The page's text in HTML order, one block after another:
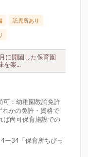
託児所あり
に開園した保育園
を楽...
可：幼稚園教諭免許
かの免許・資格で
ば尚可保育施設での
ー34「保育所ちびっ